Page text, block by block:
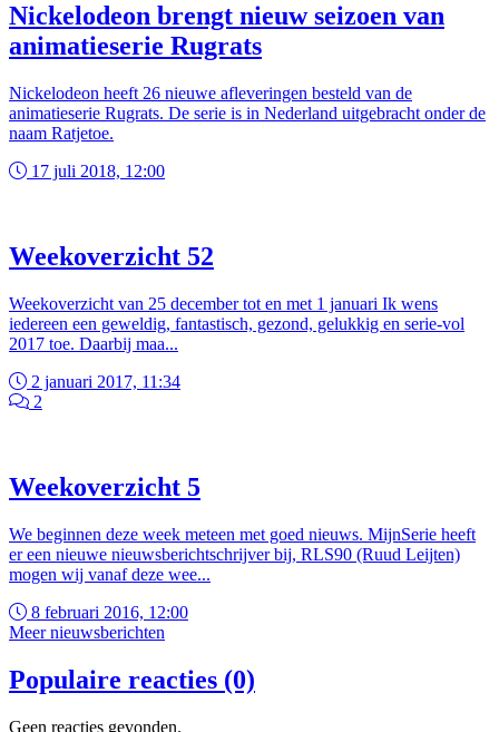
Nickelodeon brengt nieuw seizoen van
animatieserie Rugrats
Nickelodeon heeft 26 nieuwe afleveringen besteld van de
animatieserie Rugrats. De serie is in Nederland uitgebracht onder de
naam Ratjetoe.
17 juli 2018, 12:00
Weekoverzicht 52
Weekoverzicht van 25 december tot en met 1 januari Ik wens
iedereen een geweldig, fantastisch, gezond, gelukkig en serie-vol
2017 toe. Daarbij maa...
2 januari 2017, 11:34
2
Weekoverzicht 5
We beginnen deze week meteen met goed nieuws. MijnSerie heeft
er een nieuwe nieuwsberichtschrijver bij, RLS90 (Ruud Leijten)
mogen wij vanaf deze wee...
8 februari 2016, 12:00
Meer nieuwsberichten
Populaire reacties (0)
Geen reacties gevonden.